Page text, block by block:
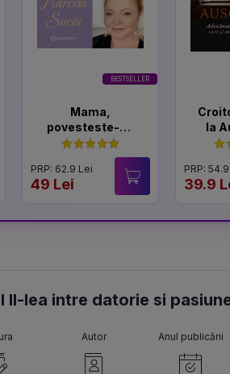
BESTSELLER
Mama,
povesteste-mi
despre tine!
PRP: 62.9 Lei
49 Lei
la
PRP:
39.9
II-lea intre datorie si
Autor Anul publicării